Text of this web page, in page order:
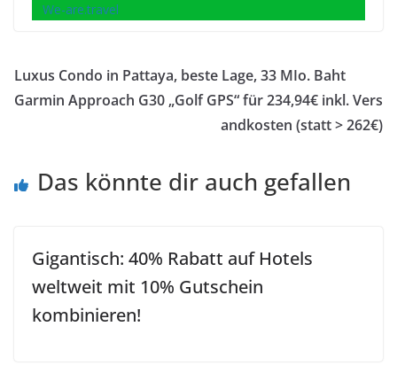
We-are.travel
Luxus Condo in Pattaya, beste Lage, 33 MIo. Baht
Garmin Approach G30 „Golf GPS“ für 234,94€ inkl. Vers
andkosten (statt > 262€)
Das könnte dir auch gefallen
Gigantisch: 40% Rabatt auf Hotels
weltweit mit 10% Gutschein
kombinieren!